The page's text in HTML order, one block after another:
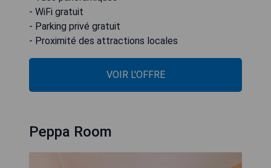
- WiFi gratuit
- Parking privé gratuit
- Proximité des attractions locales
VOIR L'OFFRE
Peppa Room